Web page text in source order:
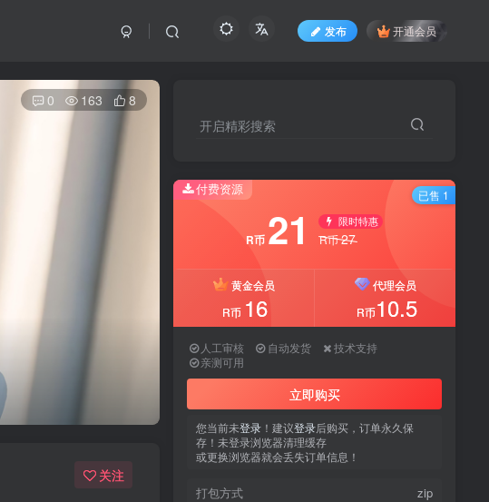
发布 开通会员
0 163 8
关注
开启精彩搜索
付费资源
R币 21 限时特惠
R币27
黄金会员
R币 16
代理会员
R币10.5
人工审核 自动发货
技术支持
亲测可用
立即购买
您当前未登录 ！建议登录后购买，订单永久保
存！未登录浏览器清理缓存
或更换浏览器就会丢失订单信息！
打包方式 zip
已售 1